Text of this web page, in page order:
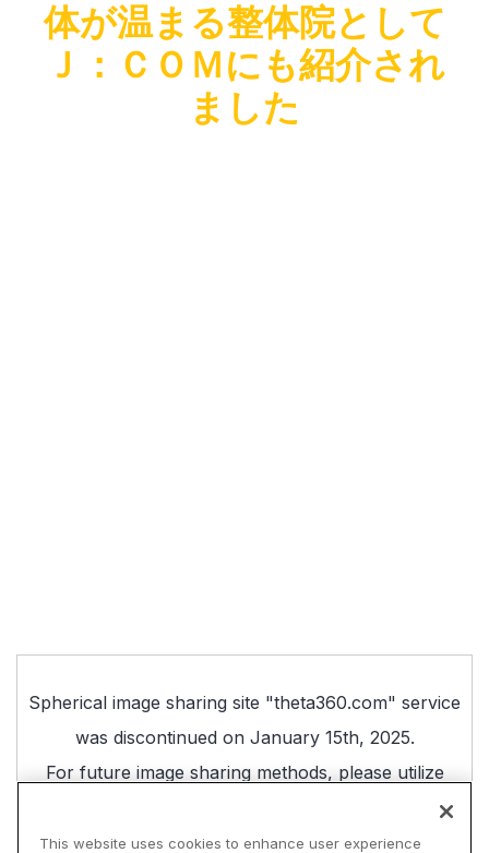
体が温まる整体院として
Ｊ：ＣＯＭにも紹介され
ました